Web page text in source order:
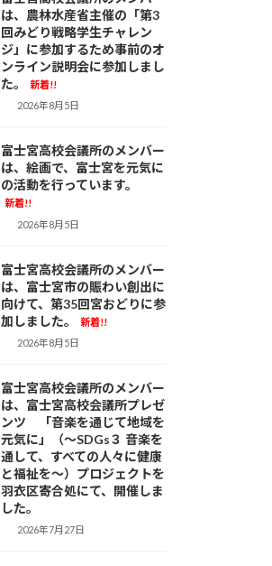
は、農林水産省主催の「第3
回みどり戦略学生チャレン
ジ」に参加するため事前のオ
ンライン説明会に参加しまし
た。
新着!!
2026年8月5日
富士宮高校会議所のメンバー
は、絵画で、富士宮を元気に
の活動を行っています。
新着!!
2026年8月5日
富士宮高校会議所のメンバー
は、富士宮市の賑わい創出に
向けて、第35回宮おどりに参
加しました。
新着!!
2026年8月5日
富士宮高校会議所のメンバー
は、富士宮高校会議所プレゼ
ンツ 「音楽を通じて地域を
元気に」（～SDGs３ 音楽を
通して、すべての人々に健康
と福祉を～）プロジェクトを
羽衣区寄合処にて、開催しま
した。
2026年7月27日